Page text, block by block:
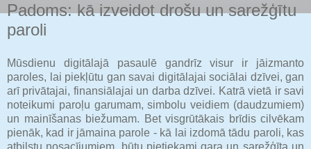
Padoms: kā izveidot drošu un sarežģītu
paroli
Mūsdienu digitālajā pasaulē gandrīz visur ir jāizmanto
paroles, lai piekļūtu gan savai digitālajai sociālai dzīvei, gan
arī privātajai, finansiālajai un darba dzīvei. Katrā vietā ir savi
noteikumi paroļu garumam, simbolu veidiem (daudzumiem)
un mainīšanas biežumam. Bet visgrūtākais brīdis cilvēkam
pienāk, kad ir jāmaina parole - kā lai izdomā tādu paroli, kas
atbilstu nosacījumiem, būtu pietiekami gara un sarežģīta un